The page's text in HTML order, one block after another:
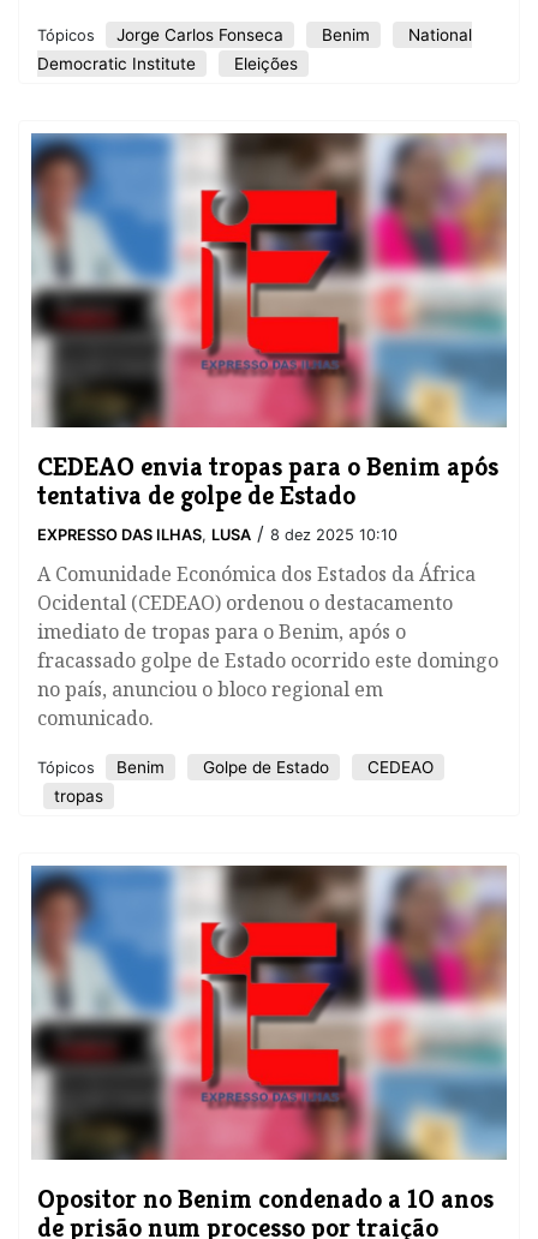
Tópicos Jorge Carlos Fonseca Benim
National
Democratic Institute
Eleições
CEDEAO envia tropas para o Benim após
tentativa de golpe de Estado
EXPRESSO DAS ILHAS, LUSA / 8 dez 2025 10:10
A Comunidade Económica dos Estados da África
Ocidental (CEDEAO) ordenou o destacamento
imediato de tropas para o Benim, após o
fracassado golpe de Estado ocorrido este domingo
no país, anunciou o bloco regional em
comunicado.
Tópicos Benim Golpe de Estado
CEDEAO
tropas
Opositor no Benim condenado a 10 anos
de prisão num processo por traição